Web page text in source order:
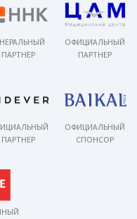
ПАРТНЕР
ОФИЦИАЛЬНЫЙ
ПАРТНЕР
ПАРТНЕР
ОФИЦИАЛЬНЫЙ
СПОНСОР